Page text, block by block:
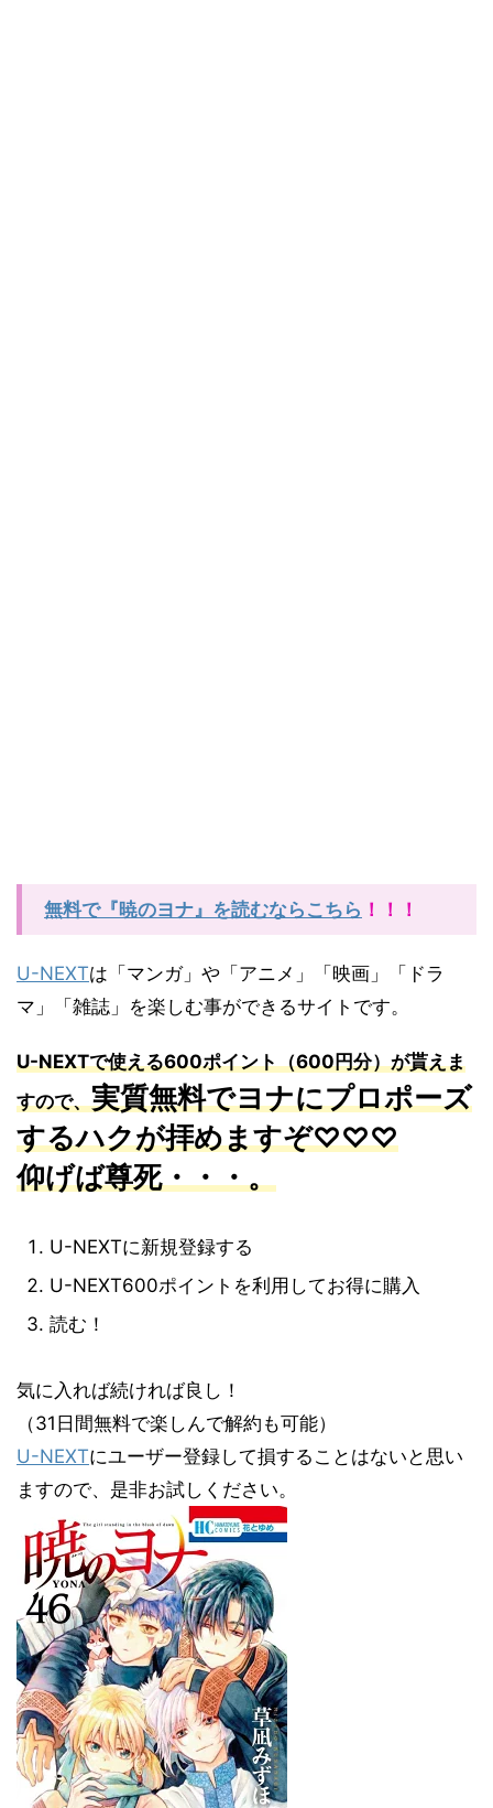
無料で『暁のヨナ』を読むならこちら ！！！
U-NEXTは「マンガ」や「アニメ」「映画」「ドラ
マ」「雑誌」を楽しむ事ができるサイトです。
U-NEXTで使える600ポイント（600円分）が貰えま
すので、実質無料でヨナにプロポーズ
するハクが拝めますぞ♡♡♡
仰げば尊死・・・。
U-NEXTに新規登録する
U-NEXT600ポイントを利用してお得に購入
読む！
気に入れば続ければ良し！
（31日間無料で楽しんで解約も可能）
U-NEXTにユーザー登録して損することはないと思い
ますので、是非お試しください。